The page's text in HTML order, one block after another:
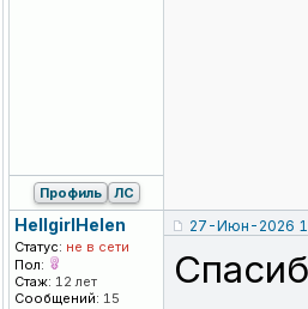
Профиль ЛС
HellgirlHelen
Статус: не в сети
Пол:
Стаж: 12 лет
Сообщений: 15
27-Июн-2026